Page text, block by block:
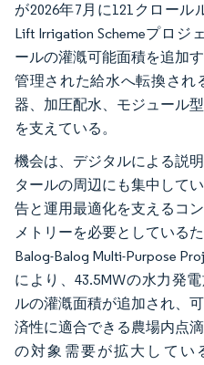
が2026年7月に121クロール
Lift Irrigation Schemeプロジ
ールの灌漑可能面積を追加
管理された給水へ転換され
器、加圧配水、モジュール
を支えている。
機会は、デジタルによる説
タールの周辺にも集中して
告と運用最適化を支えるコ
メトリーを必要としている
Balog-Balog Multi-Purpose
により、43.5MWの水力発
ルの灌漑面積が追加され、
済性に適合できる農場内点
の対象需要が拡大してい